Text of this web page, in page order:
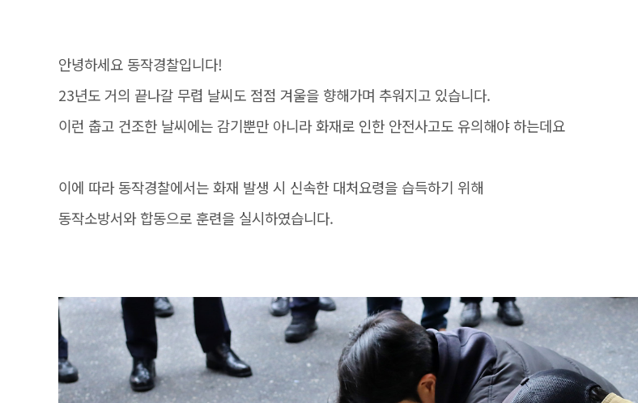
안녕하세요 동작경찰입니다!
23년도 거의 끝나갈 무렵 날씨도 점점 겨울을 향해가며 추워지고 있습니다.
이런 춥고 건조한 날씨에는 감기뿐만 아니라 화재로 인한 안전사고도 유의해야 하는데요
이에 따라 동작경찰에서는 화재 발생 시 신속한 대처요령을 습득하기 위해
동작소방서와 합동으로 훈련을 실시하였습니다.